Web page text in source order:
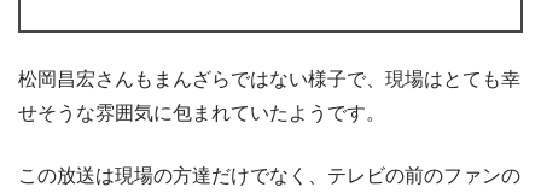
松岡昌宏さんもまんざらではない様子で、現場はとても幸
せそうな雰囲気に包まれていたようです。
この放送は現場の方達だけでなく、テレビの前のファンの